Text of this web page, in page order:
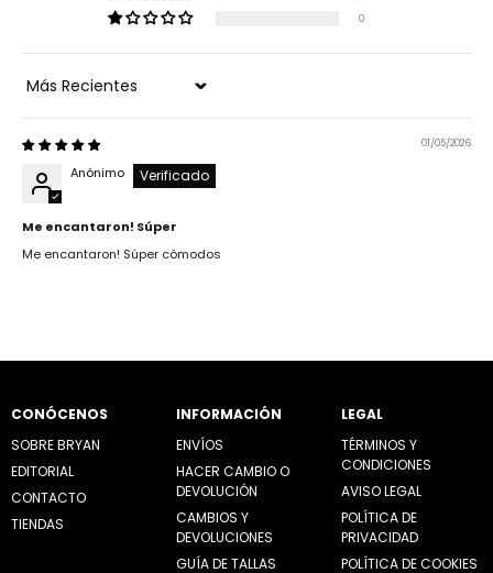
0
Sort by
01/05/2026
Anónimo
Me encantaron! Súper
Me encantaron! Súper cómodos
CONÓCENOS
SOBRE BRYAN
EDITORIAL
CONTACTO
TIENDAS
INFORMACIÓN
ENVÍOS
HACER CAMBIO O
DEVOLUCIÓN
CAMBIOS Y
DEVOLUCIONES
GUÍA DE TALLAS
LEGAL
TÉRMINOS Y
CONDICIONES
AVISO LEGAL
POLÍTICA DE
PRIVACIDAD
POLÍTICA DE COOKIES